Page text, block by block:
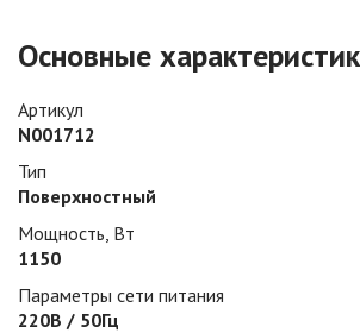
Основные
Артикул
N001712
Тип
Поверхностный
Мощность, Вт
1150
Параметры сети питания
220В / 50Гц